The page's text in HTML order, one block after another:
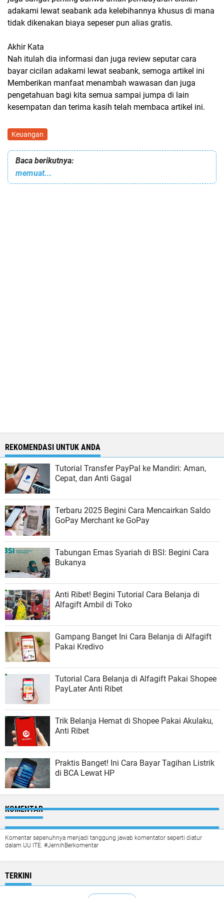
adakami lewat seabank ada kelebihannya khusus di mana
tidak dikenakan biaya sepeser pun alias gratis.
Akhir Kata
Nah itulah dia informasi dan juga review seputar cara
bayar cicilan adakami lewat seabank, semoga artikel ini
Memberikan manfaat menambah wawasan dan juga
pengetahuan bagi kita semua sampai jumpa di lain
kesempatan dan terima kasih telah membaca artikel ini.
Keuangan
Baca berikutnya:
memuat...
REKOMENDASI UNTUK ANDA
Tutorial Transfer PayPal ke Mandiri: Aman,
Cepat, dan Anti Gagal
Terbaru 2025 Begini Cara Mencairkan Saldo
GoPay Merchant ke GoPay
Tabungan Emas Syariah di BSI: Begini Cara
Bukanya
Anti Ribet! Begini Tutorial Cara Belanja di
Alfagift Ambil di Toko
Gampang Banget Ini Cara Belanja di Alfagift
Pakai Kredivo
Tutorial Cara Belanja di Alfagift Pakai Shopee
PayLater Anti Ribet
Trik Belanja Hemat di Shopee Pakai Akulaku,
Anti Ribet
Praktis Banget! Ini Cara Bayar Tagihan Listrik
di BCA Lewat HP
KOMENTAR
Komentar sepenuhnya menjadi tanggung jawab komentator seperti diatur
dalam UU ITE. #JernihBerkomentar
TERKINI